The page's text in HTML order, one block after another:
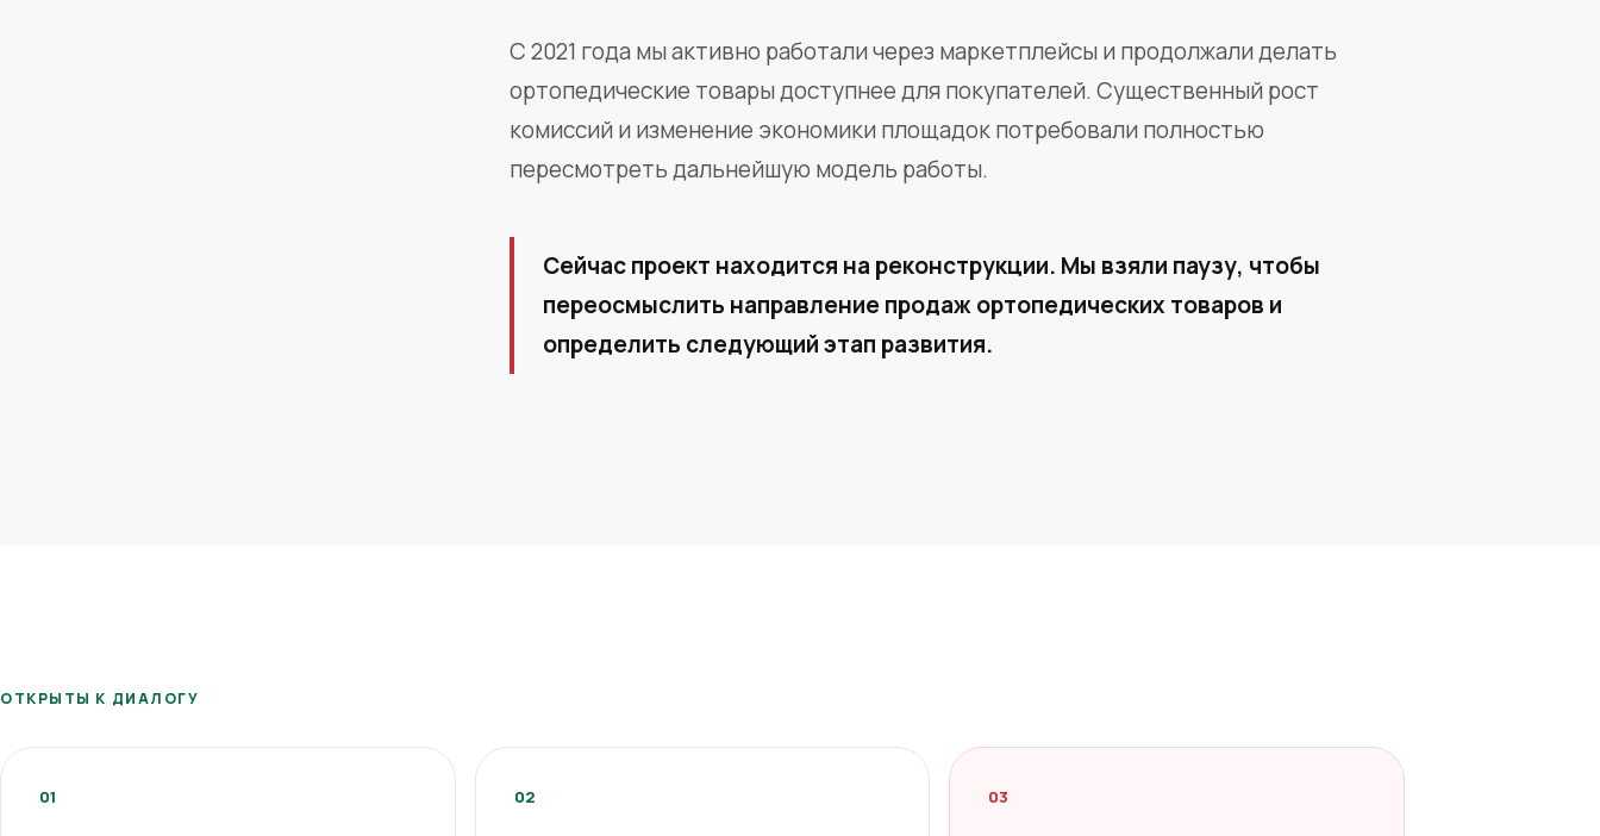
С 2021 года мы активно работали через маркетплейсы и продолжали делать
ортопедические товары доступнее для покупателей. Существенный рост
комиссий и изменение экономики площадок потребовали полностью
пересмотреть дальнейшую модель работы.
Сейчас проект находится на реконструкции. Мы взяли паузу, чтобы
переосмыслить направление продаж ортопедических товаров и
определить следующий этап развития.
ОТКРЫТЫ К ДИАЛОГУ
01 02 03